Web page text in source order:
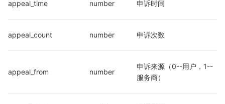
appeal_time number 申诉时间
appeal_count number 申诉次数
appeal_from number
申诉来源（0--用户，1--
服务商）